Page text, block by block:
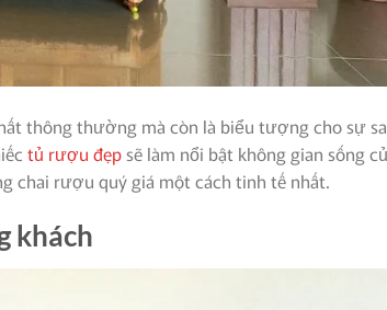
thông thường mà còn là biểu tượng cho sự
tủ rượu đẹpsẽ làm nổi bật không gian sống
chai rượu quý giá một cách tinh tế nhất.
khách